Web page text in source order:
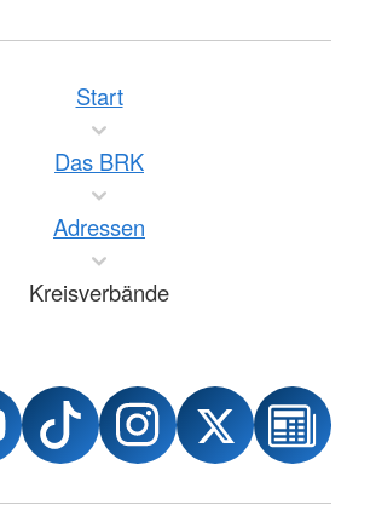
Start
Das BRK
Adressen
Kreisverbände